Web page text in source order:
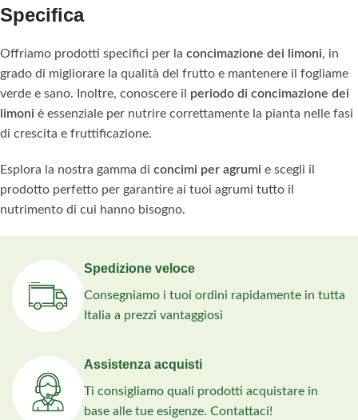
Specifica
Offriamo prodotti specifici per la concimazione dei limoni, in
grado di migliorare la qualità del frutto e mantenere il fogliame
verde e sano. Inoltre, conoscere il periodo di concimazione dei
limoni è essenziale per nutrire correttamente la pianta nelle fasi
di crescita e fruttificazione.
Esplora la nostra gamma di concimi per agrumi e scegli il
prodotto perfetto per garantire ai tuoi agrumi tutto il
nutrimento di cui hanno bisogno.
Spedizione veloce
Consegniamo i tuoi ordini rapidamente in tutta
Italia a prezzi vantaggiosi
Assistenza acquisti
Ti consigliamo quali prodotti acquistare in
base alle tue esigenze. Contattaci!